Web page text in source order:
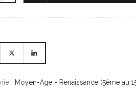
: Moyen-Age - Renaissance (5ème au